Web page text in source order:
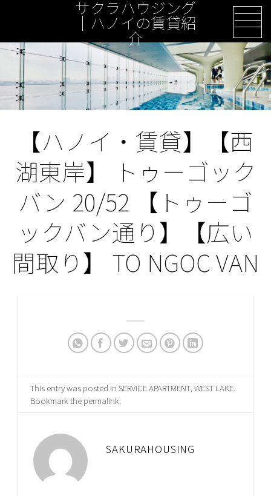
content
サクラハウジング
｜ハノイの賃貸紹
介
【ハノイ・賃貸】【西
湖東岸】 トゥーゴック
バン 20/52 【トゥーゴ
ックバン通り】【広い
間取り】 TO NGOC VAN
This entry was posted in SERVICE APARTMENT,WEST LAKE.
Bookmark the permalink.
SAKURAHOUSING